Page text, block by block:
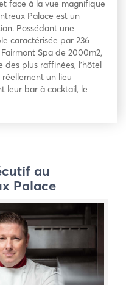
face à la vue magnifique
Palace est un
Possédant une
caractérisée par 236
Spa de 2000m2,
plus raffinées, l’hôtel
un lieu
leur bar à cocktail, le
au
Palace